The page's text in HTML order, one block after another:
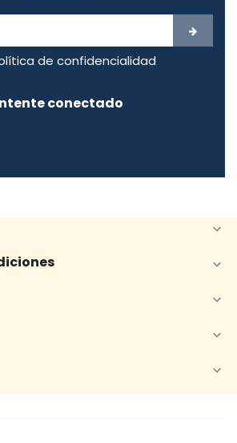
de confidencialidad
conectado




